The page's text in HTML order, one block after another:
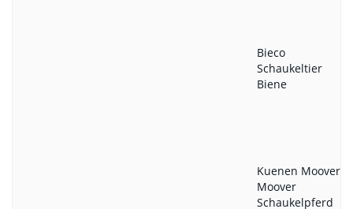
Bieco
Schaukeltier
Biene
Kuenen Moover
Moover
Schaukelpferd